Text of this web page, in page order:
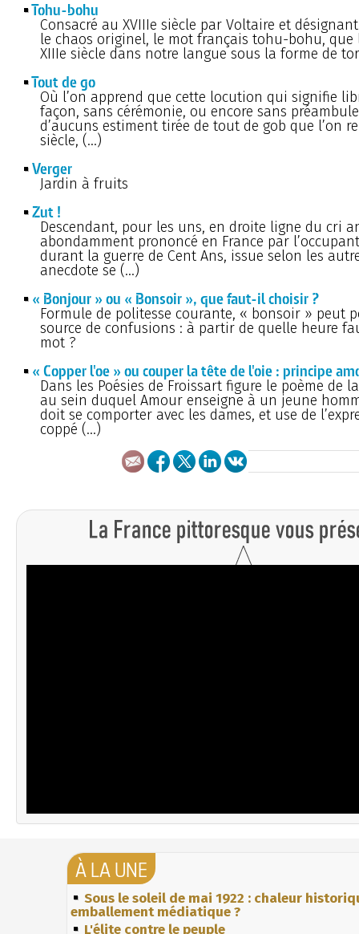
Tohu-bohu
Consacré au XVIIIe siècle par Voltaire et
le chaos originel, le mot français tohu-bohu, que
XIIIe siècle dans notre langue sous la forme de
Tout de go
Où l’on apprend que cette locution qui signifie
façon, sans cérémonie, ou encore sans
d’aucuns estiment tirée de tout de gob que l’on
siècle, (…)
Verger
Jardin à fruits
Zut !
Descendant, pour les uns, en droite ligne du cri
abondamment prononcé en France par
durant la guerre de Cent Ans, issue selon les
anecdote se (…)
« Bonjour » ou « Bonsoir », que faut-il choisir ?
Formule de politesse courante, « bonsoir » peut
source de confusions : à partir de quelle heure
mot ?
« Copper l'oe » ou couper la tête de l'oie : principe
Dans les Poésies de Froissart figure le poème de
au sein duquel Amour enseigne à un jeune
doit se comporter avec les dames, et use de
coppé (…)
À LA UNE
Sous le soleil de mai 1922 : chaleur
emballement médiatique ?
L'élite contre le peuple